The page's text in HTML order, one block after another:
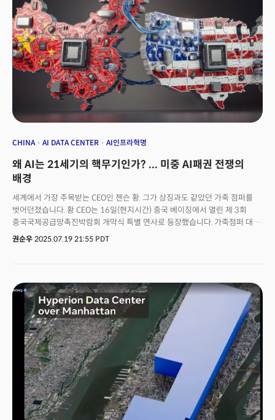
루오밍 팽은 다년간 2억 달러라는 천문학적 스카우트 제의를 받고 메타로
이직한 바 있다.연쇄 이직의 배경에는 애플 AI 전략의 구조적 문제가 자리잡고
있다. 실리콘밸리에서는 애플 인텔리전스의 '부진한 시장 반응'과 회사의
'제3자 모델 의존도 증가 검토'가 내부 사기를 떨어뜨리고 있다는 분석이
나온다. 실제로 애플은 내부적으로 자체 개발 모델보다는 외부 기술에 더
의존하는 방향을 논의하고 있는 것으로 알려졌다. 이는 그동안 '자체 기술
개발'을 고집해온 애플의 전통적 접근방식을 벗어난 것으로, AI 분야에서
후발주자로서의 한계를 인정한 것으로 해석된다.애플의 AI 인재 이탈은
당분간 계속될 전망이다. 현재도 여러 직원들이 다른 회사에서 적극적으로
면접을 보고 있는 상황이라고 블룸버그는 전했다.
CHINA AI DATA CENTER AI인프라혁명
왜 AI는 21세기의 핵무기인가? ... 미중 AI패권 전쟁의
배경
세계에서 가장 주목받는 CEO인 젠슨 황. 그가 상징과도 같았던 가죽 점퍼를
벗어던졌습니다. 황 CEO는 16일(현지시간) 중국 베이징에서 열린 제 3회
중국국제공급망촉진박람회 개막식 특별 연사로 등장했습니다. 가죽점퍼 대신
그가 선택한 것은 중국 전통의상이었는데요. 축사에서 그는 "나는
AI 기술른 세계적인 AI 발전의 원동력이다. 엔비디아는 계속해서 (중국에서)
운영할 것”이라고 강조했습니다. 이어 미국 정부가 규제해온 고성능 AI 칩
'H20'의 중국 판매가 최종 승인되었다는 깜짝 발표까지 덧붙였습니다. 젠슨
황의 이번 행보는 기술 기업이 이제 단순한 비즈니스 주체를 넘어, 글로벌
지정학의 핵심 행위자로 자리매김하고 있음을 단적으로 보여줍니다.미국은
바이든 행정부 이후 고성능 AI 반도체의 대중 수출을 엄격히 제한해왔는데요.
이러한 기조는 트럼프 행정부에서도 지속되고 있습니다. 이 가운데,
엔비디아의 AI 칩은 단순한 기술 제품을 넘어, AI 패권을 결정짓는 ‘디지털
석유’로 간주되는 전략 자산으로 부상했습니다.글로벌 AI 패권 경쟁에서
미국은 기술력과 인재, 인프라 측면에서 우위를 점하고 있지만, 중국은 방대한
시장 규모와 데이터 자산이라는 강점을 보유하고 있습니다. 양국은 상호
권순우 2025.07.19 21:55 PDT